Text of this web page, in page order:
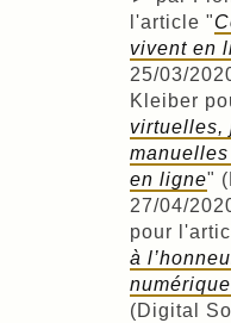
l'article "
vivent en
25/03/
Kleiber
virtuelles,
en ligne"
27/04/
pour
à
(Digital